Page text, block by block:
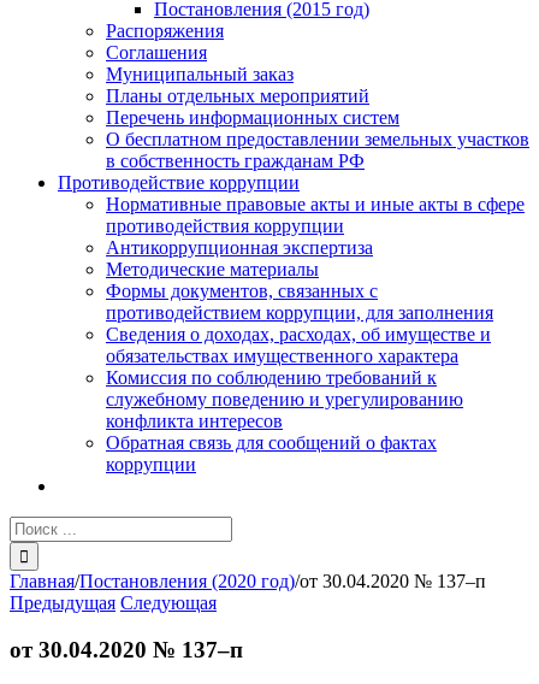
Постановления (2015 год)
Распоряжения
Соглашения
Муниципальный заказ
Планы отдельных мероприятий
Перечень информационных систем
О бесплатном предоставлении земельных участков
в собственность гражданам РФ
Противодействие коррупции
Нормативные правовые акты и иные акты в сфере
противодействия коррупции
Антикоррупционная экспертиза
Методические материалы
Формы документов, связанных с
противодействием коррупции, для заполнения
Сведения о доходах, расходах, об имуществе и
обязательствах имущественного характера
Комиссия по соблюдению требований к
служебному поведению и урегулированию
конфликта интересов
Обратная связь для сообщений о фактах
коррупции
Результат
поиска:
Главная/Постановления (2020 год)/от 30.04.2020 № 137–п
Предыдущая Следующая
от 30.04.2020 № 137–п